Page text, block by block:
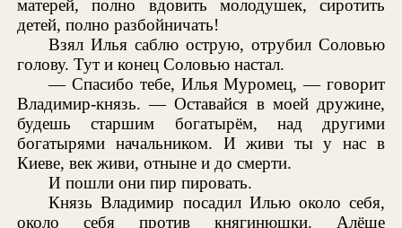
матерей, полно вдовить молодушек, сиротить
детей, полно разбойничать!
Взял Илья саблю острую, отрубил Соловью
голову. Тут и конец Соловью настал.
— Спасибо тебе, Илья Муромец, — говорит
Владимир-князь. — Оставайся в моей дружине,
будешь старшим богатырём, над другими
богатырями начальником. И живи ты у нас в
Киеве, век живи, отныне и до смерти.
И пошли они пир пировать.
Князь Владимир посадил Илью около себя,
около себя против княгинюшки. Алёше